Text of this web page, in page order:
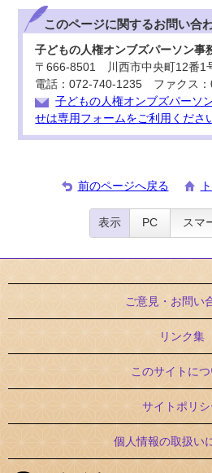
このページに関するお問い合
子どもの人権オンブズパーソン事
〒666-8501 川西市中央町12番
電話：072-740-1235 ファクス：
子どもの人権オンブズパーソ
せは専用フォームをご利用くださ
前のページへ戻る
表示 PC スマ
ご意見・お問い
リンク集
このサイトにつ
サイトポリシ
個人情報の取扱い